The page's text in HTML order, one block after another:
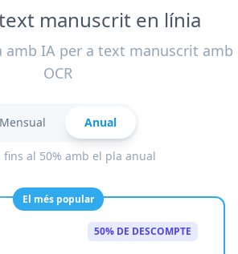
manuscrit en línia
amb IA per a text manuscrit amb
OCR
Mensual Anual
fins al 50% amb el pla anual
El més popular
50% DE DESCOMPTE